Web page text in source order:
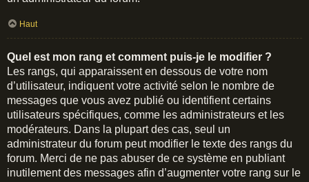
Haut
Quel est mon rang et comment puis-je le modifier ?
Les rangs, qui apparaissent en dessous de votre nom
d’utilisateur, indiquent votre activité selon le nombre de
messages que vous avez publié ou identifient certains
utilisateurs spécifiques, comme les administrateurs et les
modérateurs. Dans la plupart des cas, seul un
administrateur du forum peut modifier le texte des rangs du
forum. Merci de ne pas abuser de ce système en publiant
inutilement des messages afin d’augmenter votre rang sur le